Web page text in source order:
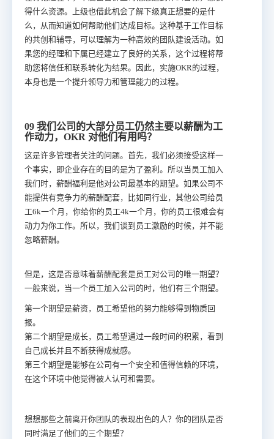
得什么资源。上级也借此机会了解下级真正想要的是什
么，从而知道如何帮助他们达成目标。这种基于工作目标
的共创和辅导，可以理解为一种高效的团队建设活动。如
果您的经理和下属已经建立了良好的关系，这个过程将帮
助您将信任和联系转化为结果。因此，实施OKR的过程，
本身也是一个提升领导力和管理能力的过程。
09 我们公司的大部分员工仍然主要以薪酬为工
作动力，OKR 对他们有用吗？
这是许多管理者关注的问题。首先，我们必须接受这样一
个事实，即企业存在的目的是为了盈利。所以当员工加入
我们时，薪酬福利是他对公司最基本的期望。如果公司不
能提供有竞争力的薪酬配套，比如同行业，其他公司给员
工6k一个月，你给你的员工4k一个月，你的员工很难会有
动力为你工作。所以，我们谈到员工激励的时候，并不能
忽略薪酬。
但是，这是否意味着薪酬配套是员工对公司的唯一期望？
一般来说，当一个员工加入公司的时，他们有三个期望。
第一个期望是薪资，员工希望他的努力能够得到物质回
报。
第二个期望是成长，员工希望通过一段时间的积累，看到
自己成长并且不断获得成就感。
第三个期望是能够在公司有一个安全和值得信赖的环境，
在这个环境中他觉得被人认可和需要。
想想那些之前离开你团队的表现出色的人？你的团队是否
同时满足了他们的三个期望？